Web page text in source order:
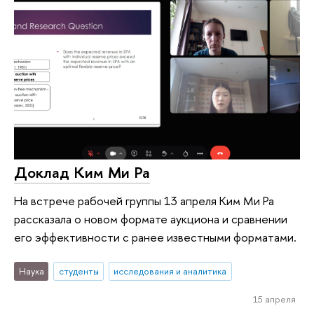
Доклад Ким Ми Ра
На встрече рабочей группы 13 апреля Ким Ми Ра
рассказала о новом формате аукциона и сравнении
его эффективности с ранее известными форматами.
Наука студенты исследования и аналитика
15 апреля